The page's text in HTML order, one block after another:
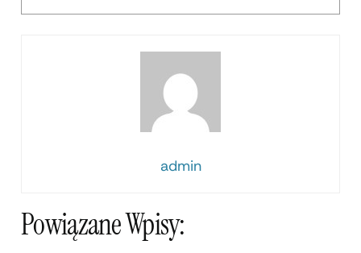
admin
Powiązane Wpisy: